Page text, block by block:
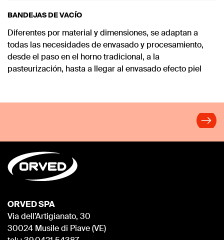
BANDEJAS DE VACÍO
Diferentes por material y dimensiones, se adaptan a
todas las necesidades de envasado y procesamiento,
desde el paso en el horno tradicional, a la
pasteurización, hasta a llegar al envasado efecto piel
ORVED SPA
Via dell’Artigianato, 30
30024 Musile di Piave (VE)